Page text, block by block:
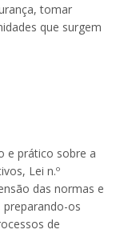
tomar
que surgem
e prático sobre a
Lei n.º
das normas e
os
de